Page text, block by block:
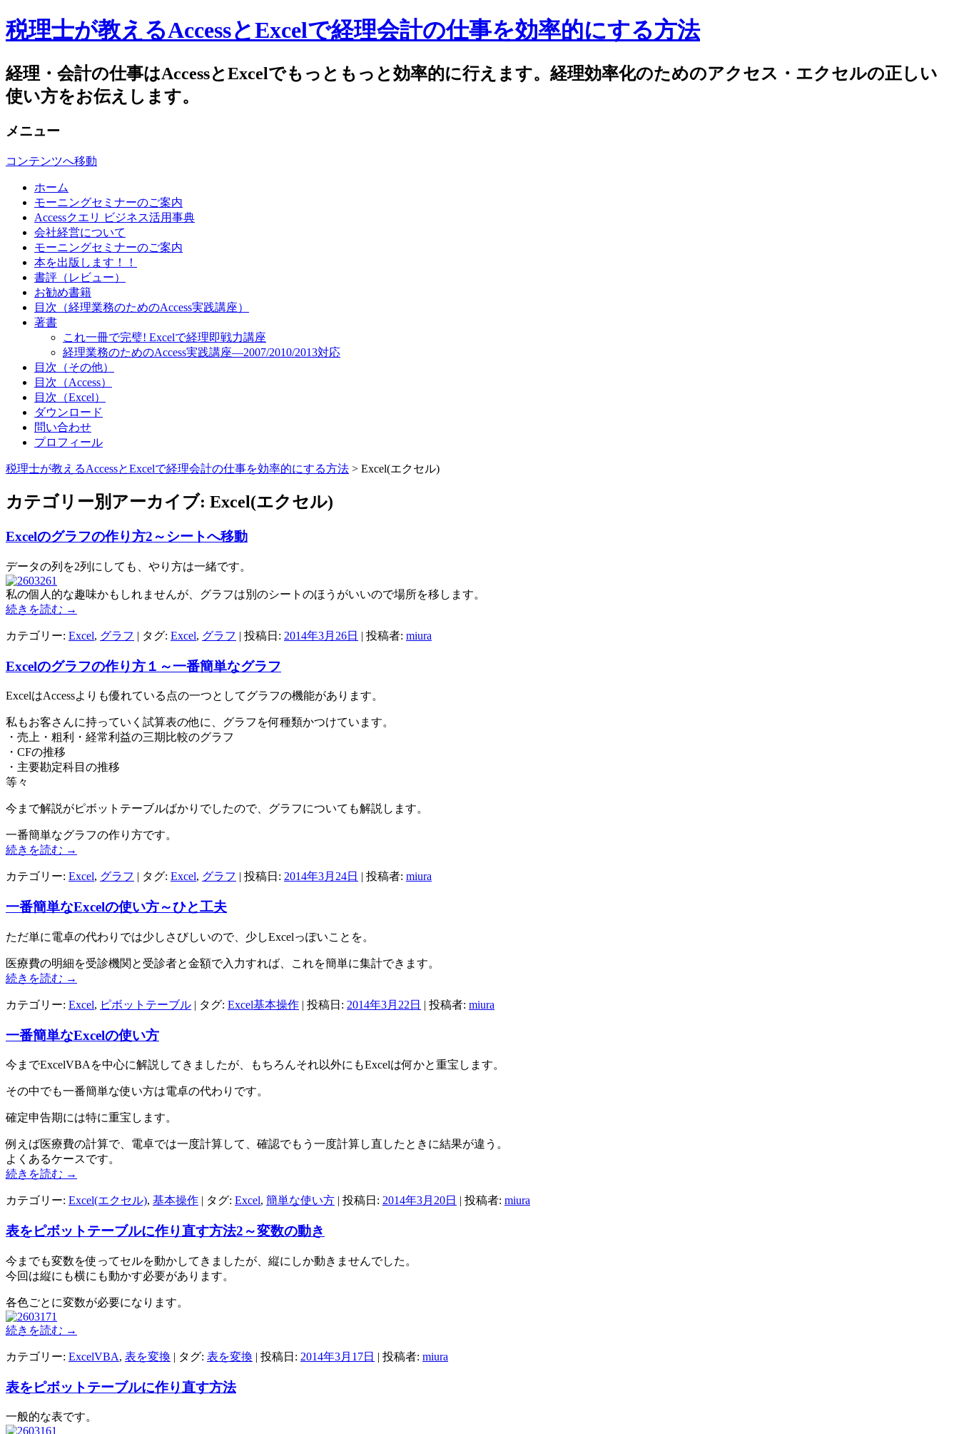
税理士が教えるAccessとExcelで経理会計の仕事を効率的にする方法
経理・会計の仕事はAccessとExcelでもっともっと効率的に行えます。経理効率化のためのアクセス・エクセルの正しい
使い方をお伝えします。
メニュー
コンテンツへ移動
ホーム
モーニングセミナーのご案内
Accessクエリ ビジネス活用事典
会社経営について
モーニングセミナーのご案内
本を出版します！！
書評（レビュー）
お勧め書籍
目次（経理業務のためのAccess実践講座）
著書
これ一冊で完璧! Excelで経理即戦力講座
経理業務のためのAccess実践講座―2007/2010/2013対応
目次（その他）
目次（Access）
目次（Excel）
ダウンロード
問い合わせ
プロフィール
税理士が教えるAccessとExcelで経理会計の仕事を効率的にする方法 > Excel(エクセル)
カテゴリー別アーカイブ: Excel(エクセル)
Excelのグラフの作り方2～シートへ移動
データの列を2列にしても、やり方は一緒です。
私の個人的な趣味かもしれませんが、グラフは別のシートのほうがいいので場所を移します。
続きを読む →
カテゴリー: Excel, グラフ | タグ: Excel, グラフ | 投稿日: 2014年3月26日 | 投稿者: miura
Excelのグラフの作り方１～一番簡単なグラフ
ExcelはAccessよりも優れている点の一つとしてグラフの機能があります。
私もお客さんに持っていく試算表の他に、グラフを何種類かつけています。
・売上・粗利・経常利益の三期比較のグラフ
・CFの推移
・主要勘定科目の推移
等々
今まで解説がピボットテーブルばかりでしたので、グラフについても解説します。
一番簡単なグラフの作り方です。
続きを読む →
カテゴリー: Excel, グラフ | タグ: Excel, グラフ | 投稿日: 2014年3月24日 投稿者: miura
一番簡単なExcelの使い方～ひと工夫
ただ単に電卓の代わりでは少しさびしいので、少しExcelっぽいことを。
医療費の明細を受診機関と受診者と金額で入力すれば、これを簡単に集計できます。
続きを読む →
カテゴリー: Excel, ピボットテーブル | タグ: Excel基本操作 | 投稿日: 2014年3月22日 | 投稿者: miura
一番簡単なExcelの使い方
今までExcelVBAを中心に解説してきましたが、もちろんそれ以外にもExcelは何かと重宝します。
その中でも一番簡単な使い方は電卓の代わりです。
確定申告期には特に重宝します。
例えば医療費の計算で、電卓では一度計算して、確認でもう一度計算し直したときに結果が違う。
よくあるケースです。
続きを読む →
カテゴリー: Excel(エクセル), 基本操作 | タグ: Excel, 簡単な使い方 | 投稿日: 2014年3月20日 | 投稿者: miura
表をピボットテーブルに作り直す方法2～変数の動き
今までも変数を使ってセルを動かしてきましたが、縦にしか動きませんでした。
今回は縦にも横にも動かす必要があります。
各色ごとに変数が必要になります。
続きを読む →
カテゴリー: ExcelVBA, 表を変換 | タグ: 表を変換 | 投稿日: 2014年3月17日 | 投稿者: miura
表をピボットテーブルに作り直す方法
一般的な表です。